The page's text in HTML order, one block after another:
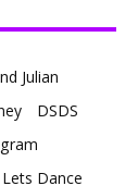
Julian
DSDS
Lets Dance